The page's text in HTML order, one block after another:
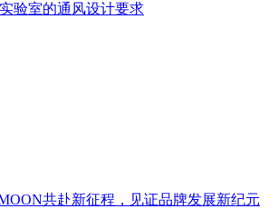
验室的通风设计要求
共赴新征程，见证品牌发展新纪元